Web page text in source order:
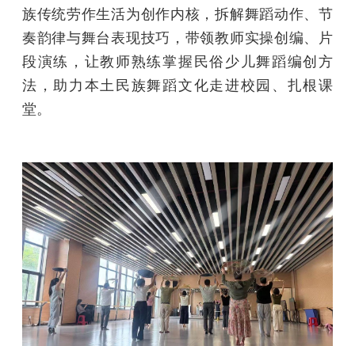
族传统劳作生活为创作内核，拆解舞蹈动作、节
奏韵律与舞台表现技巧，带领教师实操创编、片
段演练，让教师熟练掌握民俗少儿舞蹈编创方
法，助力本土民族舞蹈文化走进校园、扎根课
堂。